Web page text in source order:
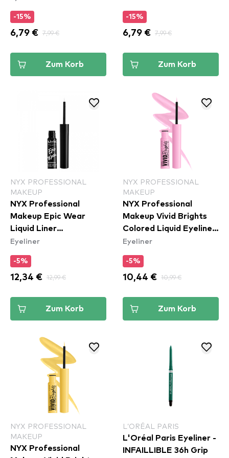
-15%
6,79 € 7,99 €
Zum Korb
-15%
6,79 € 7,99 €
Zum Korb
NYX PROFESSIONAL
MAKEUP
NYX Professional
Makeup Epic Wear
Liquid Liner
Waterproof - White
Eyeliner
-5%
12,34 € 12,99 €
Zum Korb
NYX PROFESSIONAL
MAKEUP
NYX Professional
Makeup Vivid Brights
Colored Liquid Eyeliner
- Sneaky Pink (VBLL09)
Eyeliner
-5%
10,44 € 10,99 €
Zum Korb
NYX PROFESSIONAL
MAKEUP
NYX Professional
L’ORÉAL PARIS
L'Oréal Paris Eyeliner -
INFAILLIBLE 36h Grip